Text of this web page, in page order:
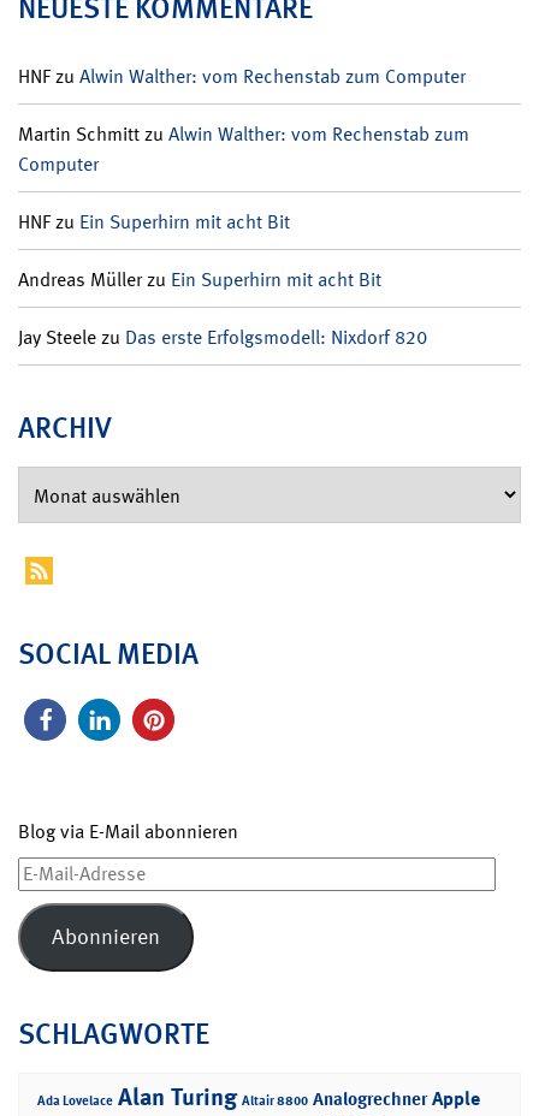
NEUESTE KOMMENTARE
HNFzu Alwin Walther: vom Rechenstab zum Computer
Martin Schmittzu Alwin Walther: vom Rechenstab zum
Computer
HNFzu Ein Superhirn mit acht Bit
Andreas Müllerzu Ein Superhirn mit acht Bit
Jay Steelezu Das erste Erfolgsmodell: Nixdorf 820
ARCHIV
SOCIAL MEDIA
Blog via E-Mail abonnieren
E-
Mail-
Adresse
Abonnieren
SCHLAGWORTE
Ada Lovelace Alan Turing Altair 8800 Analogrechner Apple